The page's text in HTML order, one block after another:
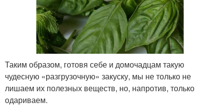
Таким образом, готовя себе и домочадцам такую
чудесную «разгрузочную» закуску, мы не только не
лишаем их полезных веществ, но, напротив, только
одариваем.